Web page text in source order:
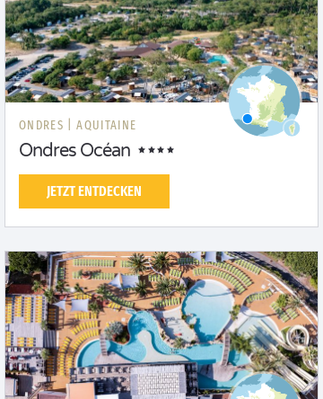
ONDRES | AQUITAINE
Ondres Océan
JETZT ENTDECKEN